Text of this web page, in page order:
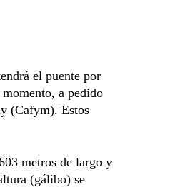
el puente por
a pedido
(Cafym). Estos
metros de largo y
(gálibo) se